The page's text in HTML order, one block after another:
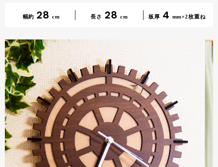
幅約 28 cm 長さ 28 cm 板厚 4 mm×2枚重ね